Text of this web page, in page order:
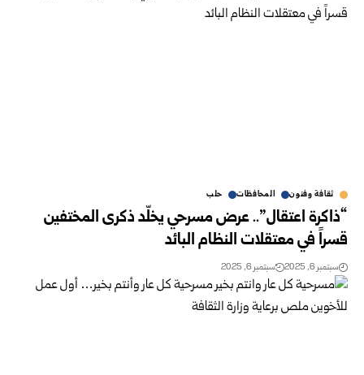
ثقافة وفنون المحافظات حلب
“ذاكرة اعتقال”.. عرض مسرحي يخلّد ذكرى المختفين
قسراً في معتقلات النظام البائد
سبتمبر 6, 2025 سبتمبر 6, 2025